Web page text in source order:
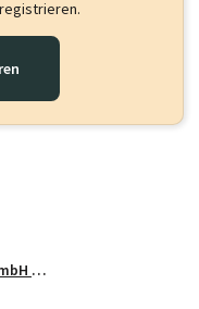
registrieren.
in